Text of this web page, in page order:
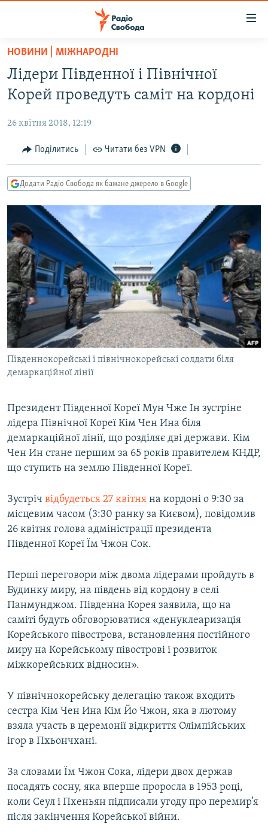
Перейти
основного
матеріалу
Перейти
до
навігації
Перейти
до
ВСЕ ЗА ДОБУ
СТАТТІ
ПОЛІТИКА
ЕКОНОМІКА
КУЛЬТУРА
СПОРТ
УКРАЇНА
СВІТ
ВІЙНА
РОСІЙСЬКА «ФІЛЬТРАЦІЯ»
КРИМ.РЕАЛІЇ
ТИ ЯК?
СХЕМИ
КИТАЙ.ВИКЛИКИ
МУЛЬТИМЕДІА
ФОТО
СПЕЦПРОЄКТИ
ПОДКАСТИ
КРИМ РЕАЛІЇ
УКР
КТАТ
ДОЛУЧАЙСЯ!
Усі сайти RFE/RL
НОВИНИ | МІЖНАРОДНІ
Лідери Південної і Північної
Корей проведуть саміт на кордоні
26 квітня 2018, 12:19
Поділитись Читати без VPN
Додати Радіо Свобода як бажане джерело в Google
Південнокорейські і північнокорейські солдати біля
демаркаційної лінії
Президент Південної Кореї Мун Чже Ін зустріне
лідера Північної Кореї Кім Чен Ина біля
демаркаційної лінії, що розділяє дві держави. Кім
Чен Ин стане першим за 65 років правителем КНДР,
що ступить на землю Південної Кореї.
Зустріч відбудеться 27 квітня на кордоні о 9:30 за
місцевим часом (3:30 ранку за Києвом), повідомив
26 квітня голова адміністрації президента
Південної Кореї Їм Чжон Сок.
Перші переговори між двома лідерами пройдуть в
Будинку миру, на південь від кордону в селі
Панмунджом. Південна Корея заявила, що на
саміті будуть обговорюватися «денуклеаризація
Корейського півострова, встановлення постійного
миру на Корейському півострові і розвиток
міжкорейських відносин».
У північнокорейську делегацію також входить
сестра Кім Чен Ина Кім Йо Чжон, яка в лютому
взяла участь в церемонії відкриття Олімпійських
ігор в Пхьончхані.
За словами Їм Чжон Сока, лідери двох держав
посадять сосну, яка вперше проросла в 1953 році,
коли Сеул і Пхеньян підписали угоду про перемир’я
після закінчення Корейської війни.